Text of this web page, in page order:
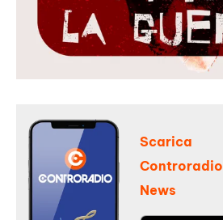
Scarica
Controradio
News